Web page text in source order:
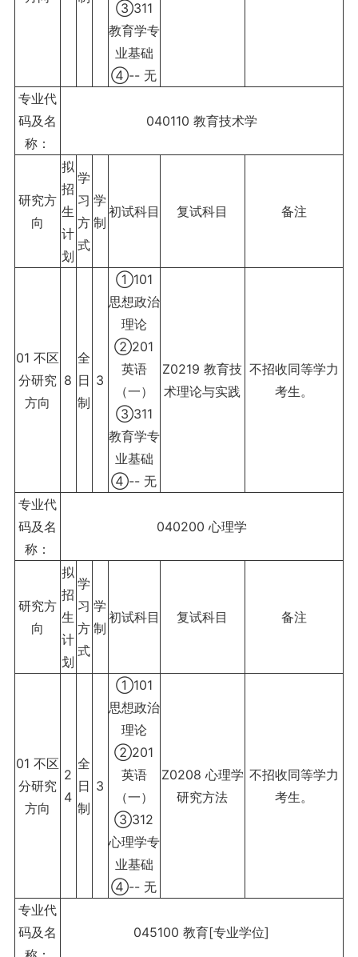
③311
教育学专
业基础
④-- 无
专业代
码及名
称：
040110 教育技术学
研究方
向
拟
招
生
计
划
学
习
方
式
学
制
初试科目 复试科目 备注
01 不区
分研究
方向
8
全
日
制
3
①101
思想政治
理论
②201
英语
（一）
③311
教育学专
业基础
④-- 无
Z0219 教育技
术理论与实践
不招收同等学力
考生。
专业代
码及名
称：
040200 心理学
研究方
向
拟
招
生
计
划
学
习
方
式
学
制
初试科目 复试科目 备注
01 不区
分研究
方向
2
4
全
日
制
3
①101
思想政治
理论
②201
英语
（一）
③312
心理学专
业基础
④-- 无
Z0208 心理学
研究方法
不招收同等学力
考生。
专业代
码及名
045100 教育[专业学位]